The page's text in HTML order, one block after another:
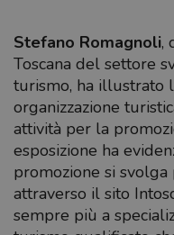
Stefano Romagnoli,
Toscana del settore
turismo, ha illustrato
organizzazione
attività per la
esposizione ha
promozione si
attraverso il sito
sempre più a